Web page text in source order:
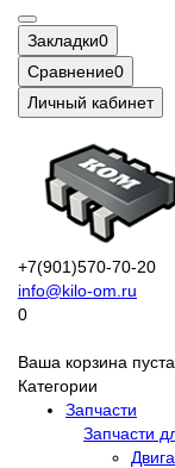
Закладки0
Сравнение0
Личный кабинет
+7(901)570-70-20
info@kilo-om.ru
0
Ваша корзина
Категории
Запчасти
Запчасти